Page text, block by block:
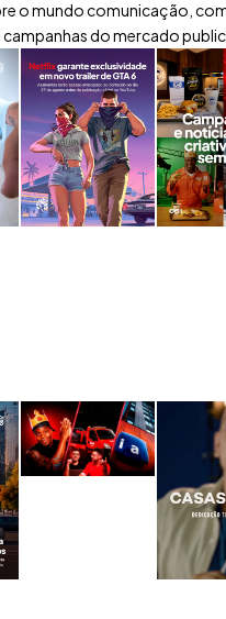
o mundo comunicação, com
campanhas do mercado